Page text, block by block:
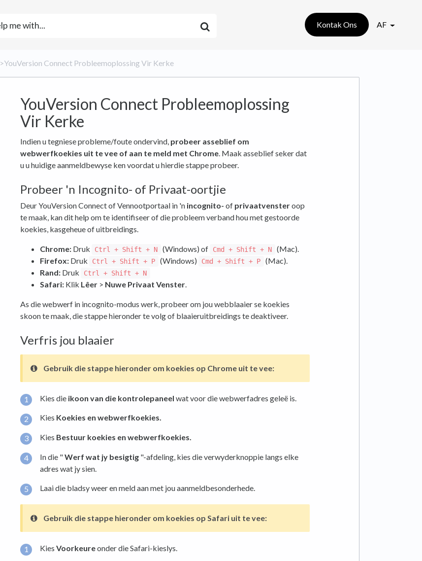
Kontak Ons AF
​>​ YouVersion Connect Probleemoplossing Vir Kerke
YouVersion Connect Probleemoplossing
Vir Kerke
Indien u tegniese probleme/foute ondervind, probeer asseblief om
webwerfkoekies uit te vee of aan te meld met Chrome. Maak asseblief seker dat
u u huidige aanmeldbewyse ken voordat u hierdie stappe probeer.
Probeer 'n Incognito- of Privaat-oortjie
Deur YouVersion Connect of Vennootportaal in 'n incognito- of privaatvensteroop
te maak, kan dit help om te identifiseer of die probleem verband hou met gestoorde
koekies, kasgeheue of uitbreidings.
Chrome: Druk Ctrl + Shift + N (Windows) of Cmd + Shift + N
(Mac).
Firefox: Druk Ctrl + Shift + P (Windows) Cmd + Shift + P
(Mac).
Rand: Druk Ctrl + Shift + N
Safari: Klik Lêer > Nuwe Privaat Venster.
As die webwerf in incognito-modus werk, probeer om jou webblaaier se koekies
skoon te maak, die stappe hieronder te volg of blaaieruitbreidings te deaktiveer.
Verfris jou blaaier
Gebruik die stappe hieronder om koekies op Chrome uit te vee:
Kies die ikoon van die kontrolepaneel wat voor die webwerfadres geleë is.
Kies Koekies en webwerfkoekies.
Kies Bestuur koekies en webwerfkoekies.
In die "Werf wat jy besigtig "-afdeling, kies die verwyderknoppie langs elke
adres wat jy sien.
Laai die bladsy weer en meld aan met jou aanmeldbesonderhede.
Gebruik die stappe hieronder om koekies op Safari uit te vee:
Kies Voorkeureonder die Safari-kieslys.